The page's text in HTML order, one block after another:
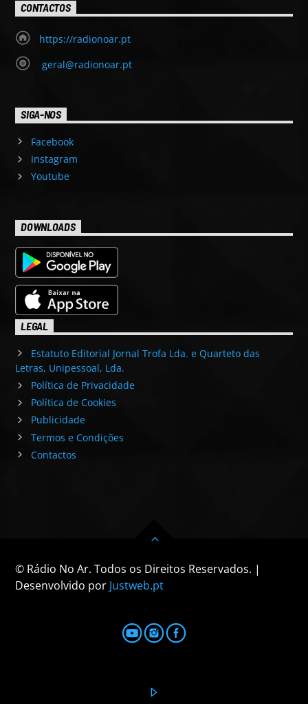
CONTACTOS
https://radionoar.pt
geral@radionoar.pt
SIGA-NOS
Facebook
Instagram
Youtube
DOWNLOADS
LEGAL
Estatuto Editorial Jornal Trofa Lda. e Quarteto das
Letras, Unipessoal, Lda.
Política de Privacidade
Política de Cookies
Publicidade
Termos e Condições
Contactos
© Rádio No Ar. Todos os Direitos Reservados. |
Desenvolvido por Justweb.pt